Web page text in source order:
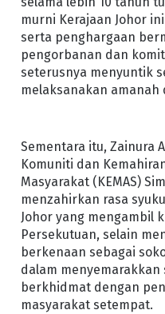
murni Kerajaan Johor
serta penghargaan
pengorbanan dan
seterusnya menyuntik
melaksanakan
Sementara itu, Zainura
Komuniti dan
Masyarakat (KEMAS)
menzahirkan rasa
Johor yang mengambil
Persekutuan, selain
berkenaan sebagai
dalam
berkhidmat dengan
masyarakat setempat.